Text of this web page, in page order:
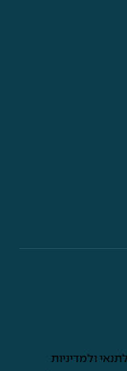
ולמדיניות